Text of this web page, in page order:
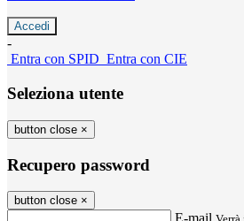
-
Entra con SPID Entra con CIE
Seleziona utente
button close ×
Recupero password
button close ×